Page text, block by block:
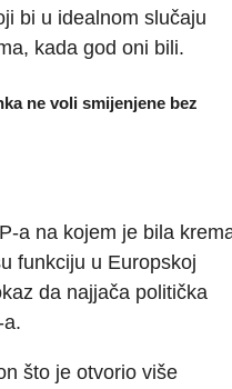
bi u idealnom slučaju
kada god oni bili.
ne voli smijenjene bez
a na kojem je bila
funkciju u Europskoj
da najjača politička
što je otvorio više